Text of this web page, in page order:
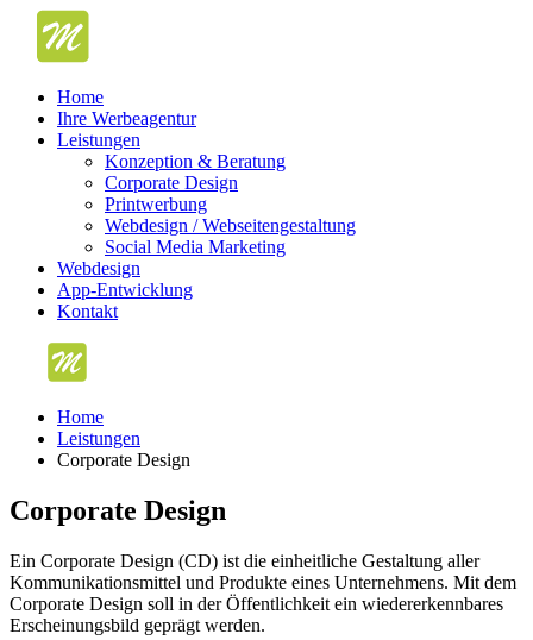
Home
Ihre Werbeagentur
Leistungen
Konzeption & Beratung
Corporate Design
Printwerbung
Webdesign / Webseitengestaltung
Social Media Marketing
Webdesign
App-Entwicklung
Kontakt
Home
Leistungen
Corporate Design
Corporate Design
Ein Corporate Design (CD) ist die einheitliche Gestaltung aller
Kommunikationsmittel und Produkte eines Unternehmens. Mit dem
Corporate Design soll in der Öffentlichkeit ein wiedererkennbares
Erscheinungsbild geprägt werden.